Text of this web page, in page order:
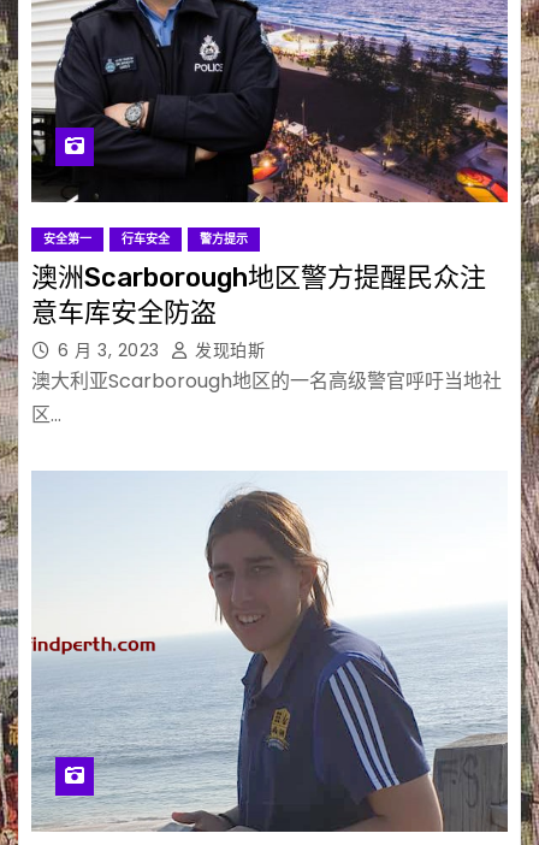
安全第一 行车安全 警方提示
澳洲Scarborough地区警方提醒民众注
意车库安全防盗
6 月 3, 2023 发现珀斯
澳大利亚Scarborough地区的一名高级警官呼吁当地社
区…